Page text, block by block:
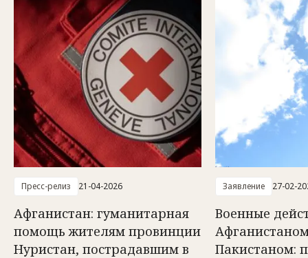
Пресс-релиз 21-04-2026
Афганистан: гуманитарная
помощь жителям провинции
Нуристан, пострадавшим в
Заявление 27-02-
Военные
Пакистаном: